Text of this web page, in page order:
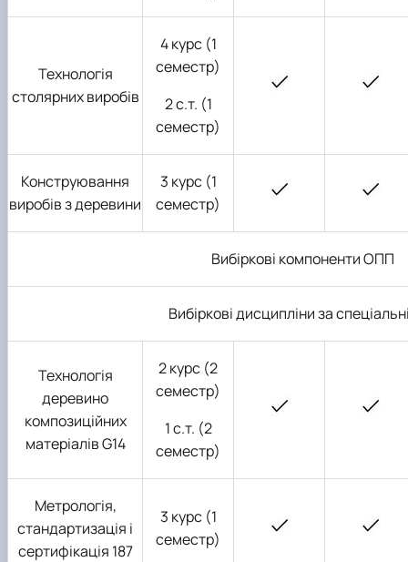
Технологія
столярних виробів
4 курс (1
семестр)
2 с.т. (1
семестр)
Конструювання
виробів з деревини
3 курс (1
семестр)
Вибіркові компоненти ОПП
Вибіркові дисципліни за
Технологія
деревино
композиційних
матеріалівG14
2 курс (2
семестр)
1 с.т. (2
семестр)
Метрологія,
стандартизація і
сертифікація 187
3 курс (1
семестр)